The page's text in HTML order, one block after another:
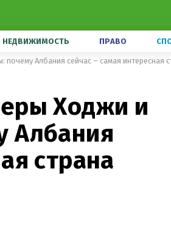
НЕДВИЖИМОСТЬ ПРАВО
Ходжи и
Албания
страна